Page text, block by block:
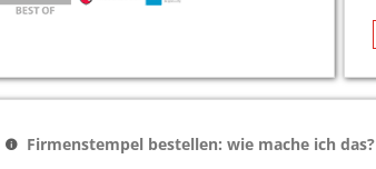
Firmenstempel bestellen: wie mache ich das?